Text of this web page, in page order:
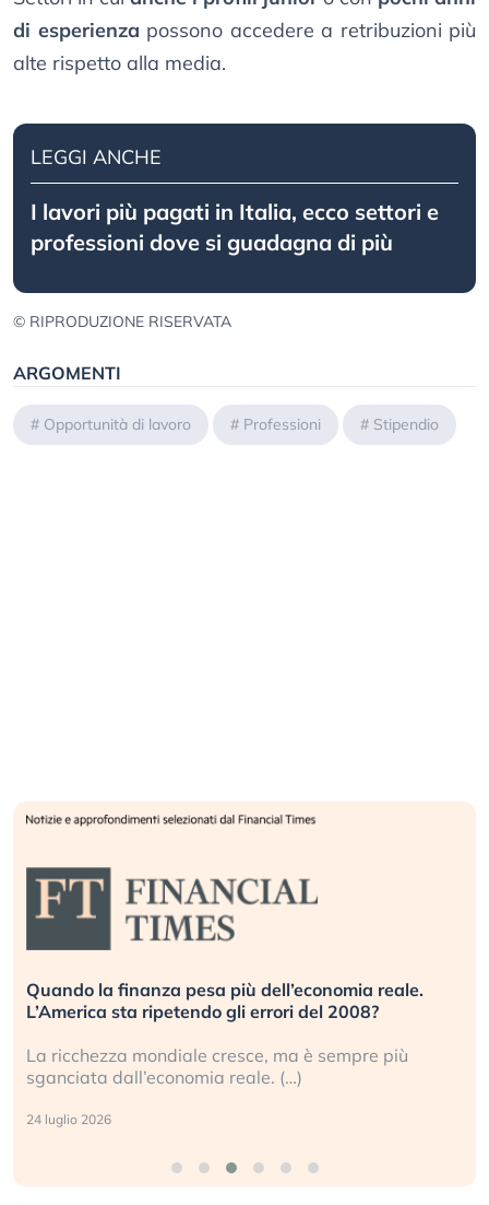
di esperienza possono accedere a retribuzioni più
alte rispetto alla media.
LEGGI ANCHE
I lavori più pagati in Italia, ecco settori e
professioni dove si guadagna di più
© RIPRODUZIONE RISERVATA
ARGOMENTI
# Opportunità di lavoro # Professioni # Stipendio
Quando la finanza pesa più dell’economia reale.
L’America sta ripetendo gli errori del 2008?
La ricchezza mondiale cresce, ma è sempre più
sganciata dall’economia reale. (…)
24 luglio 2026